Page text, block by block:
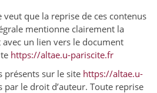
veut que la reprise de ces contenus
mentionne clairement la
avec un lien vers le document
https://altae.u-pariscite.fr
présents sur le site https://altae.u-
par le droit d’auteur. Toute reprise